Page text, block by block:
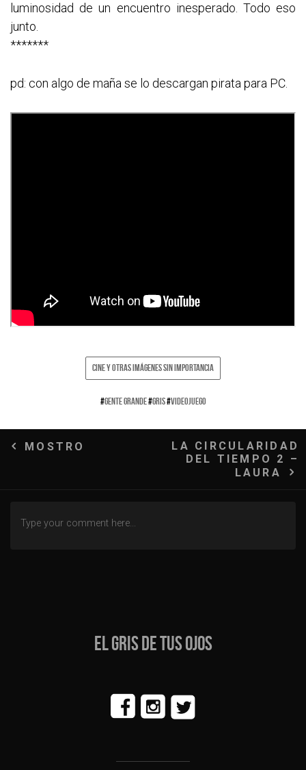
luminosidad de un encuentro inesperado. Todo eso
junto.
*******
pd: con algo de maña se lo descargan pirata para PC.
CINE Y OTRAS IMÁGENES SIN IMPORTANCIA
#GENTE GRANDE#GRIS#VIDEOJUEGO
Navegación
MOSTRO
LA CIRCULARIDAD
DEL TIEMPO 2 –
LAURA
EL GRIS DE TUS OJOS